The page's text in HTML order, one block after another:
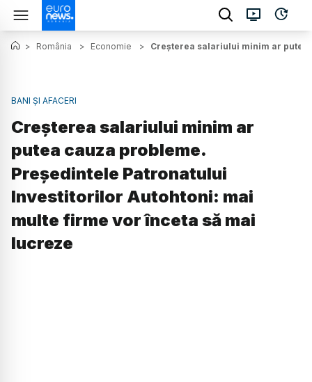
> România > Economie > Creșterea salariului minim ar
BANI ȘI AFACERI
Creșterea salariului minim ar
putea cauza probleme.
Președintele Patronatului
Investitorilor Autohtoni: mai
multe firme vor înceta să mai
lucreze